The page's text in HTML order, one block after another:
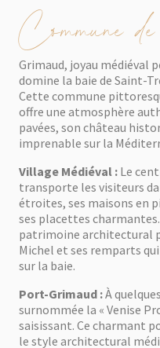
Commune
Grimaud, joyau médiéval
domine la baie de Saint-
Cette commune
offre une atmosphère
pavées, son château
imprenable sur la
Village Médiéval : Le
transporte les visiteurs
étroites, ses maisons en
ses placettes
patrimoine architectural
Michel et ses remparts
sur la baie.
Port-Grimaud :À
surnommée la « Venise
saisissant. Ce charmant
le style architectural